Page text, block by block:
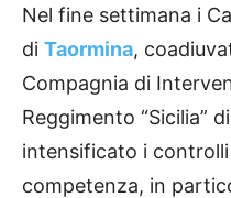
Nel fine settimana i
di Taormina,
Compagnia di
Reggimento “Sicilia”
intensificato i
competenza, in